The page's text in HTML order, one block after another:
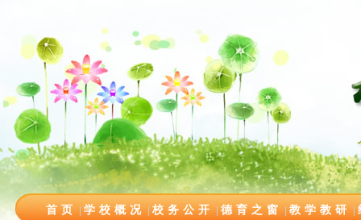
首页 学校概况 校务公开 德育之窗 教学教研